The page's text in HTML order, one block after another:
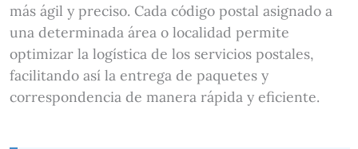
más ágil y preciso. Cada código postal asignado a
una determinada área o localidad permite
optimizar la logística de los servicios postales,
facilitando así la entrega de paquetes y
correspondencia de manera rápida y eficiente.